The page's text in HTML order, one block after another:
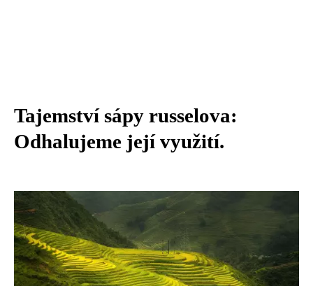
Tajemství sápy russelova:
Odhalujeme její využití.